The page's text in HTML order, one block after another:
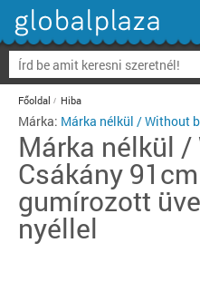
Főoldal Hiba
Márka: Márka nélkül / Without
Márka nélkül
Csákány
gumírozott
nyéllel